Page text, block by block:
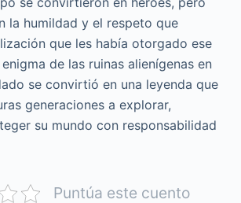
la humildad y el respeto que
que les había otorgado ese
de las ruinas alienígenas en
se convirtió en una leyenda que
generaciones a explorar,
su mundo con responsabilidad
Puntúa este cuento